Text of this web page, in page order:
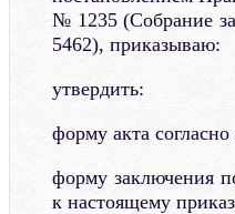
№ 1235 (Собрание
5462), приказываю:
утвердить:
форму акта
форму заключения
к настоящему